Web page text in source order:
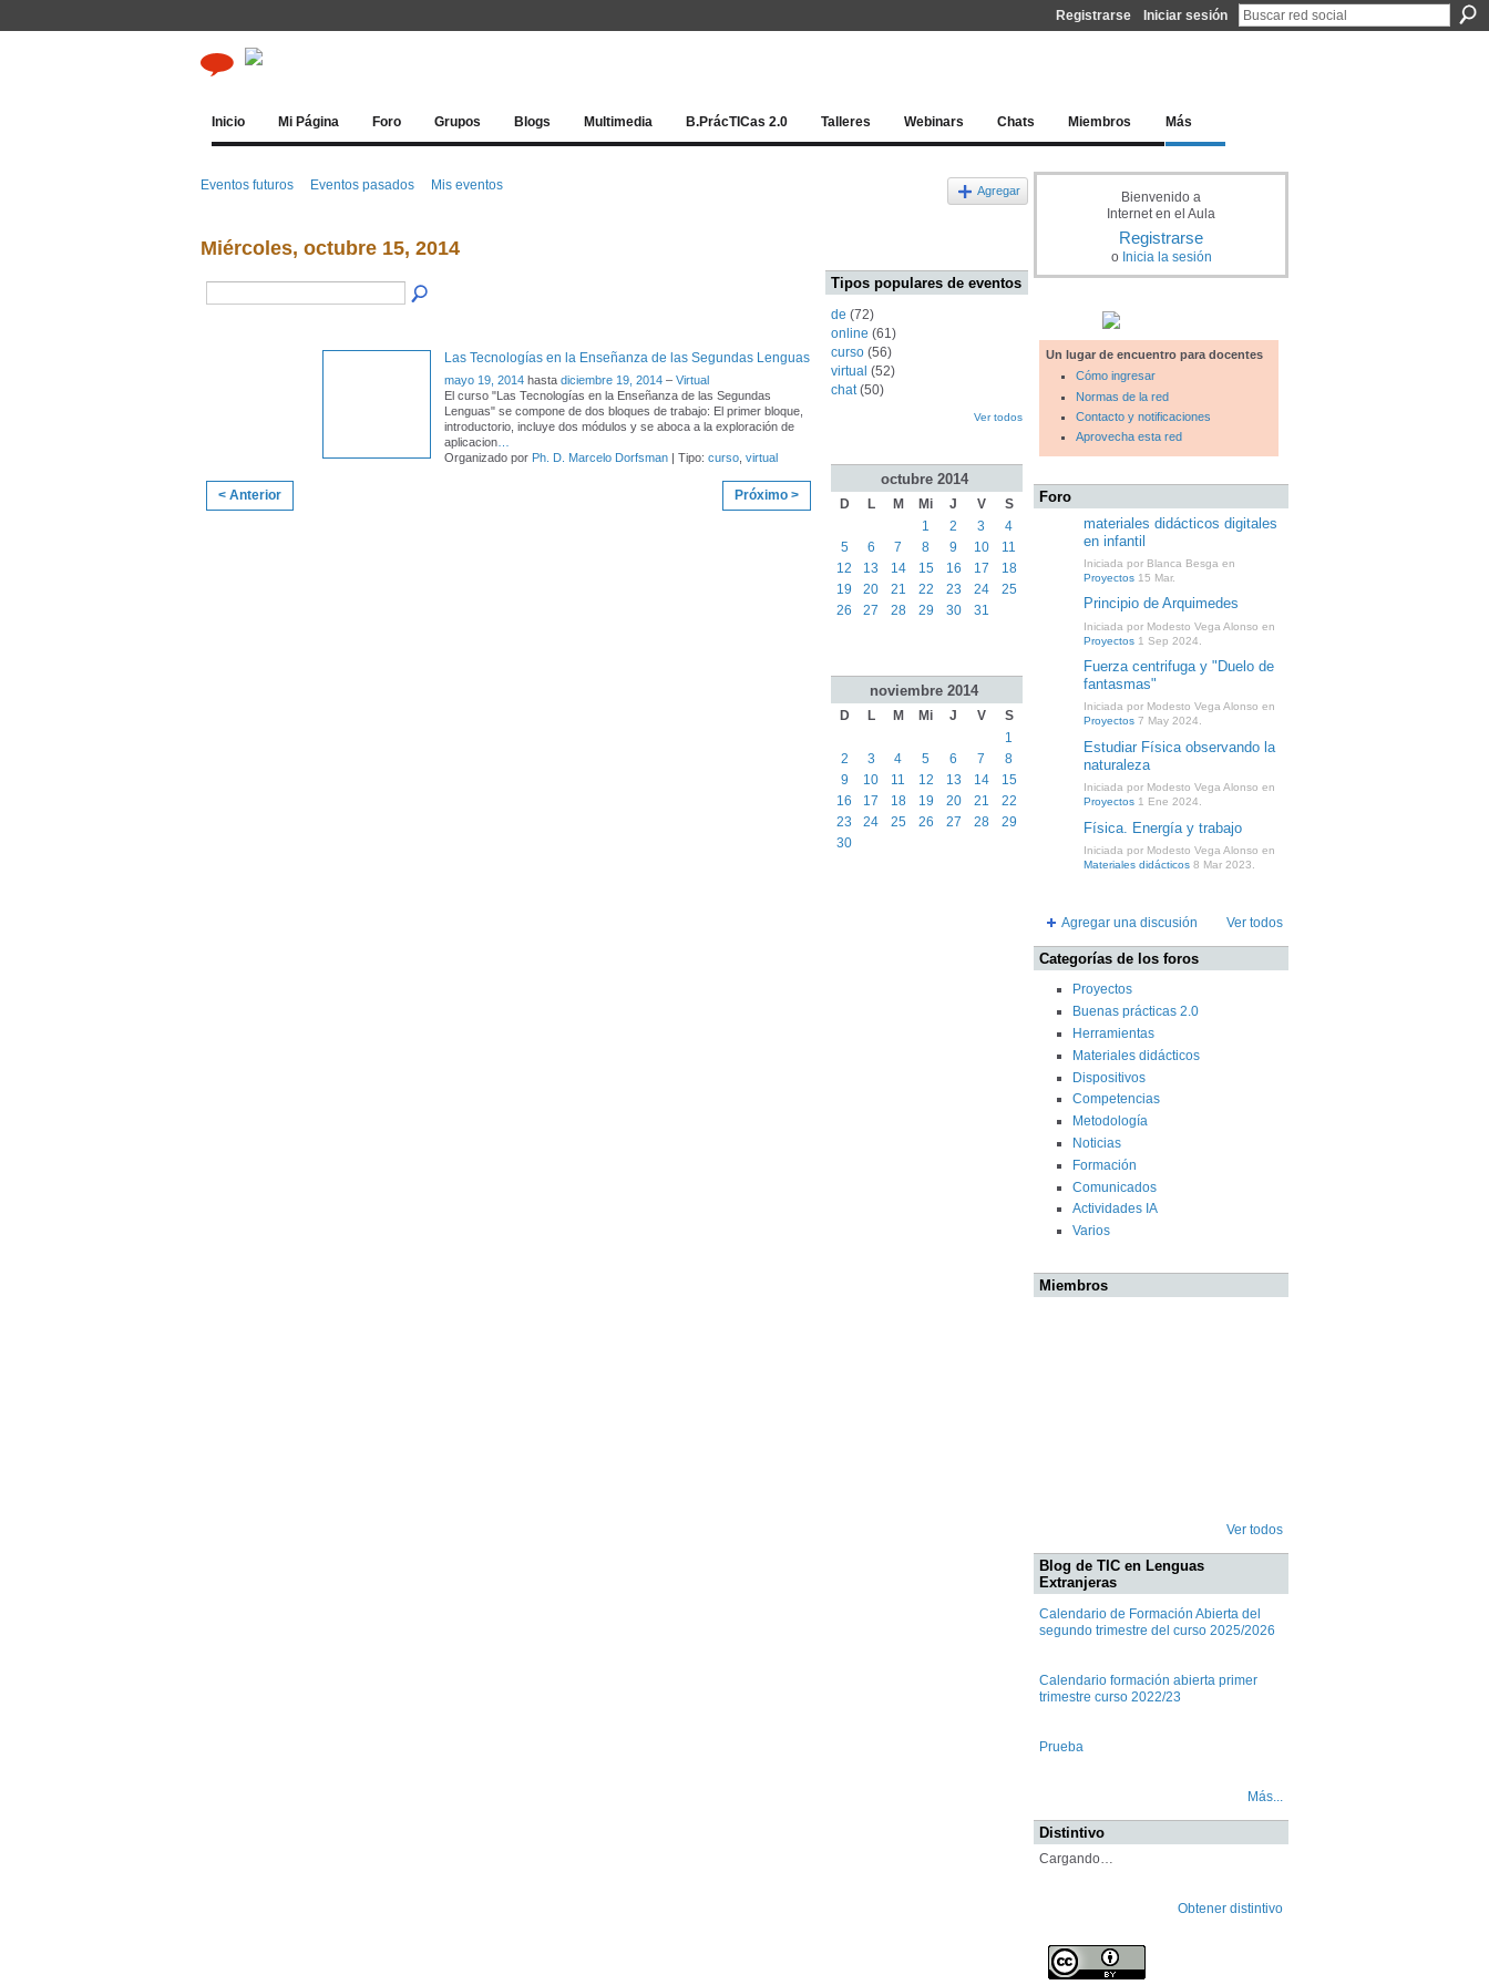
Registrarse Iniciar sesión
Inicio Mi Página Foro Grupos Blogs Multimedia B.PrácTICas 2.0 Talleres Webinars Chats Miembros Más
Eventos futuros Eventos pasados Mis eventos Agregar
Miércoles, octubre 15, 2014
Las Tecnologías en la Enseñanza de las Segundas Lenguas
mayo 19, 2014 hasta diciembre 19, 2014 – Virtual
El curso "Las Tecnologías en la Enseñanza de las Segundas
Lenguas" se compone de dos bloques de trabajo: El primer bloque,
introductorio, incluye dos módulos y se aboca a la exploración de
aplicacion
Organizado por Ph. D. Marcelo Dorfsman | Tipo: curso virtual
< Anterior Próximo >
Tipos populares de eventos
de (72)
online (61)
curso (56)
virtual (52)
chat(50)
Ver todos
octubre 2014
D L M Mi J V
S
1
2 3
4
5
6 7 8 9 10
11
12
13 14 15 16 17
18
19
20 21 22 23 24
25
26
27 28 29 30 31
noviembre 2014
D L M Mi J V
S
1
2
3 4 5 6 7
8
9
10 11 12 13 14
15
16
17 18 19 20 21
22
23
24 25 26 27 28
29
30
Bienvenido a
Internet en el Aula
Registrarse
o Inicia la sesión
Un lugar de encuentro para docentes
Cómo ingresar
Normas de la red
Contacto y notificaciones
Aprovecha esta red
Foro
materiales didácticos digitales
en infantil
Iniciada por Blanca Besga en
Proyectos 15 Mar.
Principio de Arquimedes
Iniciada por Modesto Vega Alonso en
Proyectos 1 Sep 2024.
Fuerza centrifuga y "Duelo de
fantasmas"
Iniciada por Modesto Vega Alonso en
Proyectos 7 May 2024.
Estudiar Física observando la
naturaleza
Iniciada por Modesto Vega Alonso en
Proyectos 1 Ene 2024.
Física. Energía y trabajo
Iniciada por Modesto Vega Alonso en
Materiales didácticos 8 Mar 2023.
Agregar una discusión Ver todos
Categorías de los foros
Proyectos
Buenas prácticas 2.0
Herramientas
Materiales didácticos
Dispositivos
Competencias
Metodología
Noticias
Formación
Comunicados
Actividades IA
Varios
Miembros
Ver todos
Blog de TIC en Lenguas
Extranjeras
Calendario de Formación Abierta del
segundo trimestre del curso 2025/2026
Calendario formación abierta primer
trimestre curso 2022/23
Prueba
Más...
Distintivo
Cargando…
Obtener distintivo